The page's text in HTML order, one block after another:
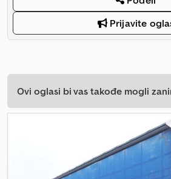
Prijavite
Ovi oglasi bi vas takođe mogli